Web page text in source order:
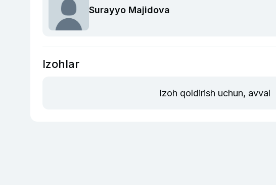
Surayyo Majidova
Izohlar
Izoh qoldirish uchun, avval